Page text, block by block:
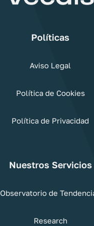
Políticas
Aviso Legal
Política de Cookies
Política de Privacidad
Nuestros Servicios
Observatorio de
Research